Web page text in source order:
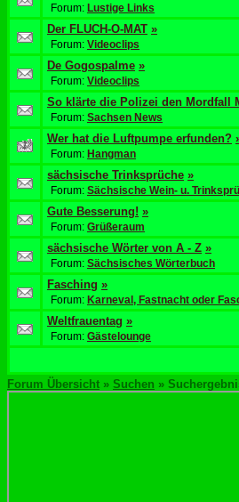
Forum: Lustige Links
Der FLUCH-O-MAT »
Forum: Videoclips
De Gogospalme »
Forum: Videoclips
So klärte die Polizei den Mordfall
Forum: Sachsen News
Wer hat die Luftpumpe erfunden?
Forum: Hangman
sächsische Trinksprüche »
Forum: Sächsische Wein- u.
Gute Besserung! »
Forum: Grüßeraum
sächsische Wörter von A - Z »
Forum: Sächsisches Wörterbuch
Fasching »
Forum: Karneval, Fastnacht oder
Weltfrauentag »
Forum: Gästelounge
Forum Übersicht » Suchen »